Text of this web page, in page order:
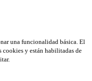
una funcionalidad básica. El
cookies y están habilitadas de